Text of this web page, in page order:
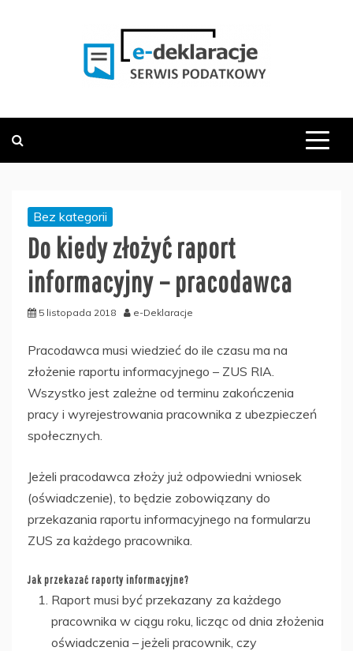
Bez kategorii
Do kiedy złożyć raport
informacyjny – pracodawca
5 listopada 2018 e-Deklaracje
Pracodawca musi wiedzieć do ile czasu ma na
złożenie raportu informacyjnego – ZUS RIA.
Wszystko jest zależne od terminu zakończenia
pracy i wyrejestrowania pracownika z ubezpieczeń
społecznych.
Jeżeli pracodawca złoży już odpowiedni wniosek
(oświadczenie), to będzie zobowiązany do
przekazania raportu informacyjnego na formularzu
ZUS za każdego pracownika.
Jak przekazać raporty informacyjne?
Raport musi być przekazany za każdego
pracownika w ciągu roku, licząc od dnia złożenia
oświadczenia – jeżeli pracownik, czy